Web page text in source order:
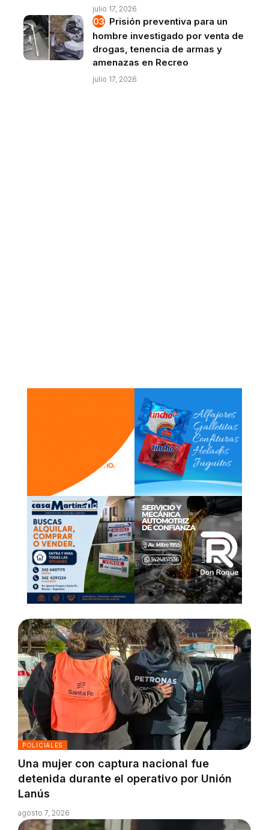
julio 17, 2026
Prisión preventiva para un
hombre investigado por venta de
drogas, tenencia de armas y
amenazas en Recreo
julio 17, 2026
POLICIALES
Una mujer con captura nacional fue
detenida durante el operativo por Unión
Lanús
agosto 7, 2026